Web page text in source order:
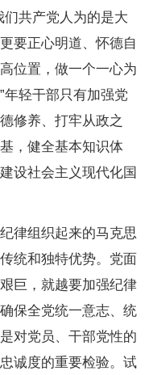
们共产党人为的是大
要正心明道、怀德自
位置，做一个一心为
年轻干部只有加强党
修养、打牢从政之
，健全基本知识体
设社会主义现代化国
组织起来的马克思
统和独特优势。党面
巨，就越要加强纪律
保全党统一意志、统
对党员、干部党性的
诚度的重要检验。试